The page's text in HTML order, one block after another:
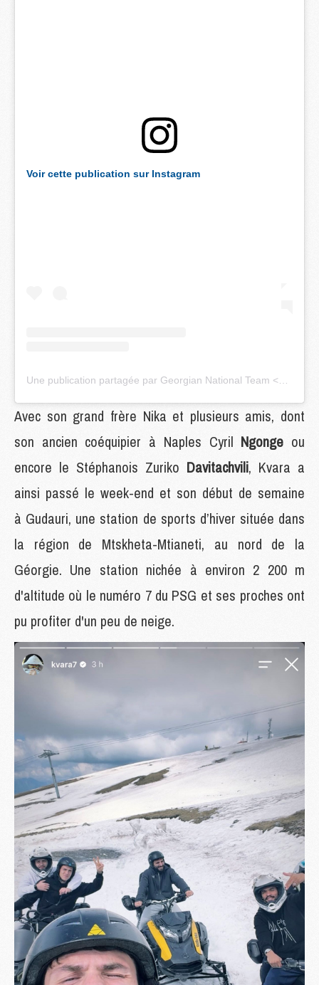
Voir cette publication sur Instagram
Avec son grand frère Nika et plusieurs amis, dont
son ancien coéquipier à Naples Cyril Ngonge ou
encore le Stéphanois Zuriko Davitachvili, Kvara a
ainsi passé le week-end et son début de semaine
à Gudauri, une station de sports d’hiver située dans
la région de Mtskheta-Mtianeti, au nord de la
Géorgie. Une station nichée à environ 2 200 m
d'altitude où le numéro 7 du PSG et ses proches ont
pu profiter d'un peu de neige.